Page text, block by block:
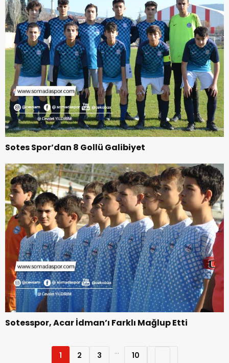
Sotes Spor’dan 8 Gollü Galibiyet
Sotesspor, Acar İdman’ı Farklı Mağlup Etti
1 2 3 ... 10